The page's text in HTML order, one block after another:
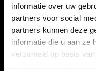
informatie over uw
partners voor social
partners kunnen deze
informatie die u aan ze
verzameld op basis
VERHALEN
NIEUWS
KALENDER